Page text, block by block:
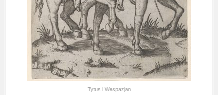
Tytus i Wespazjan